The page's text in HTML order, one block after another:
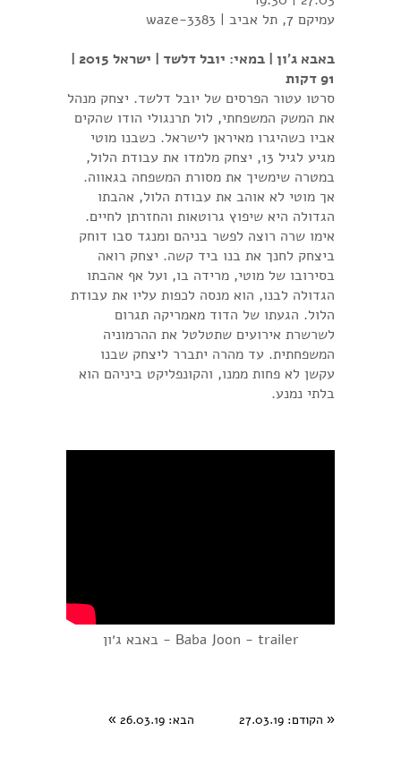
עמיקם 7, תל אביב | waze-3383
באבא ג'ון | במאי: יובל דלשד | ישראל 2015 |
91 דקות
סרטו עטור הפרסים של יובל דלשד. יצחק מנהל
את המשק המשפחתי, לול תרנגולי הודו שהקים
אביו כשהיגרו מאיראן לישראל. כשבנו מוטי
מגיע לגיל 13, יצחק מלמדו את עבודת הלול,
במטרה שימשיך את מסורת המשפחה בגאווה.
אך מוטי לא אוהב את עבודת הלול, אהבתו
הגדולה היא שיפוץ גרוטאות והחזרתן לחיים.
אימו שרה רוצה לפשר בניהם ומנגד סבו דוחק
ביצחק לחנך את בנו ביד קשה. יצחק רואה
בסירובו של מוטי, מרידה בו, ועל אף אהבתו
הגדולה לבנו, הוא מנסה לכפות עליו את עבודת
הלול. הגעתו של הדוד מאמריקה תגרום
לשרשרת אירועים שתטלטל את ההרמוניה
המשפחתית. עד מהרה יתברר ליצחק שבנו
עקשן לא פחות ממנו, והקונפליקט ביניהם הוא
בלתי נמנע.
Baba Joon - trailer - באבא ג׳ון
« הקודם: 27.03.19 הבא: 26.03.19
»